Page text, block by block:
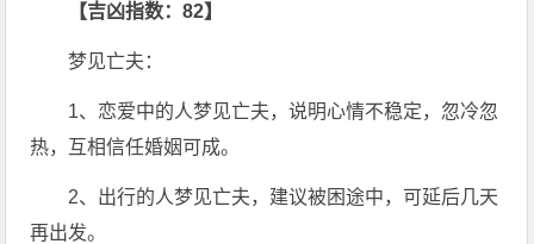
【吉凶指数：82】
梦见亡夫：
1、恋爱中的人梦见亡夫，说明心情不稳定，忽冷忽
热，互相信任婚姻可成。
2、出行的人梦见亡夫，建议被困途中，可延后几天
再出发。